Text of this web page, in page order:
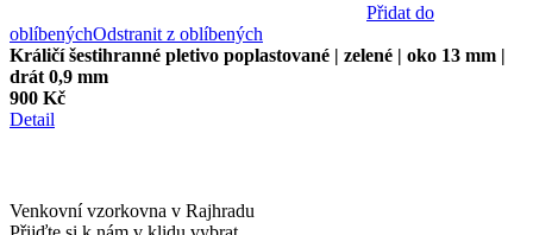
Přidat do
oblíbenýchOdstranit z oblíbených
Králičí šestihranné pletivo poplastované | zelené | oko 13 mm |
drát 0,9 mm
900 Kč
Detail
Venkovní vzorkovna v Rajhradu